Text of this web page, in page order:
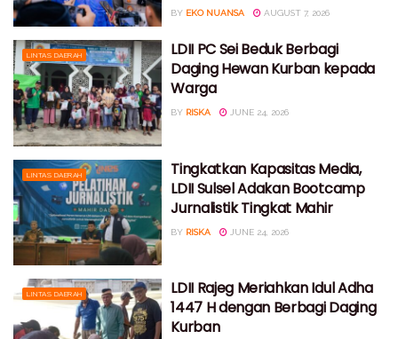
BY EKO NUANSA AUGUST 7, 2026
LINTAS DAERAH
LDII PC Sei Beduk Berbagi
Daging Hewan Kurban kepada
Warga
BY RISKA JUNE 24, 2026
LINTAS DAERAH
Tingkatkan Kapasitas Media,
LDII Sulsel Adakan Bootcamp
Jurnalistik Tingkat Mahir
BY RISKA JUNE 24, 2026
LINTAS DAERAH
LDII Rajeg Meriahkan Idul Adha
1447 H dengan Berbagi Daging
Kurban